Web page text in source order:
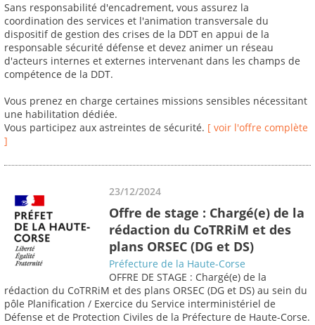
Sans responsabilité d'encadrement, vous assurez la
coordination des services et l'animation transversale du
dispositif de gestion des crises de la DDT en appui de la
responsable sécurité défense et devez animer un réseau
d'acteurs internes et externes intervenant dans les champs de
compétence de la DDT.
Vous prenez en charge certaines missions sensibles nécessitant
une habilitation dédiée.
Vous participez aux astreintes de sécurité. [ voir l'offre complète
]
23/12/2024
Offre de stage : Chargé(e) de la
rédaction du CoTRRiM et des
plans ORSEC (DG et DS)
Préfecture de la Haute-Corse
OFFRE DE STAGE : Chargé(e) de la
rédaction du CoTRRiM et des plans ORSEC (DG et DS) au sein du
pôle Planification / Exercice du Service interministériel de
Défense et de Protection Civiles de la Préfecture de Haute-Corse.